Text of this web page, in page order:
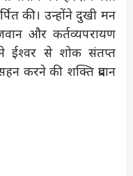
की। उन्होंने दुखी मन
और कर्तव्यपरायण
ने ईश्वर से शोक संतप्त
करने की शक्ति प्रदान